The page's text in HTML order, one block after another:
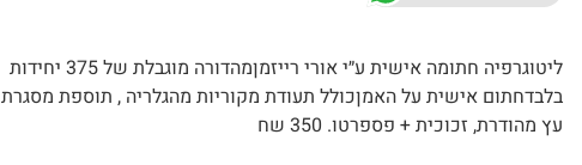
ליטוגרפיה חתומה אישית ע״י אורי רייזמןמהדורה מוגבלת של 375 יחידות
בלבדחתום אישית על האמןכולל תעודת מקוריות מהגלריה , תוספת מסגרת
עץ מהודרת, זכוכית + פספרטו. 350 שח